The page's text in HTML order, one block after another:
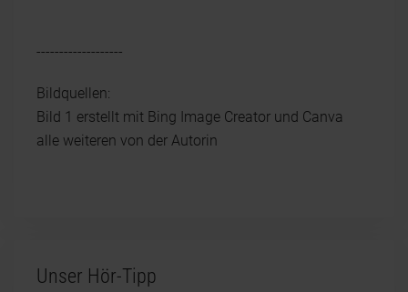
-------------------
Bildquellen:
Bild 1 erstellt mit Bing Image Creator und Canva
alle weiteren von der Autorin
Unser Hör-Tipp